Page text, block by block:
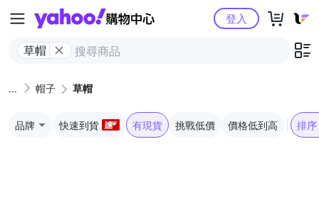
Yahoo購物中心
草帽
登入
帽子 草帽
品牌 快速到貨 有現貨 挑戰低價 價格低到高 排序